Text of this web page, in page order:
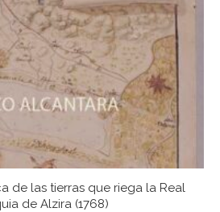
de las tierras que riega la Real
de Alzira (1768)